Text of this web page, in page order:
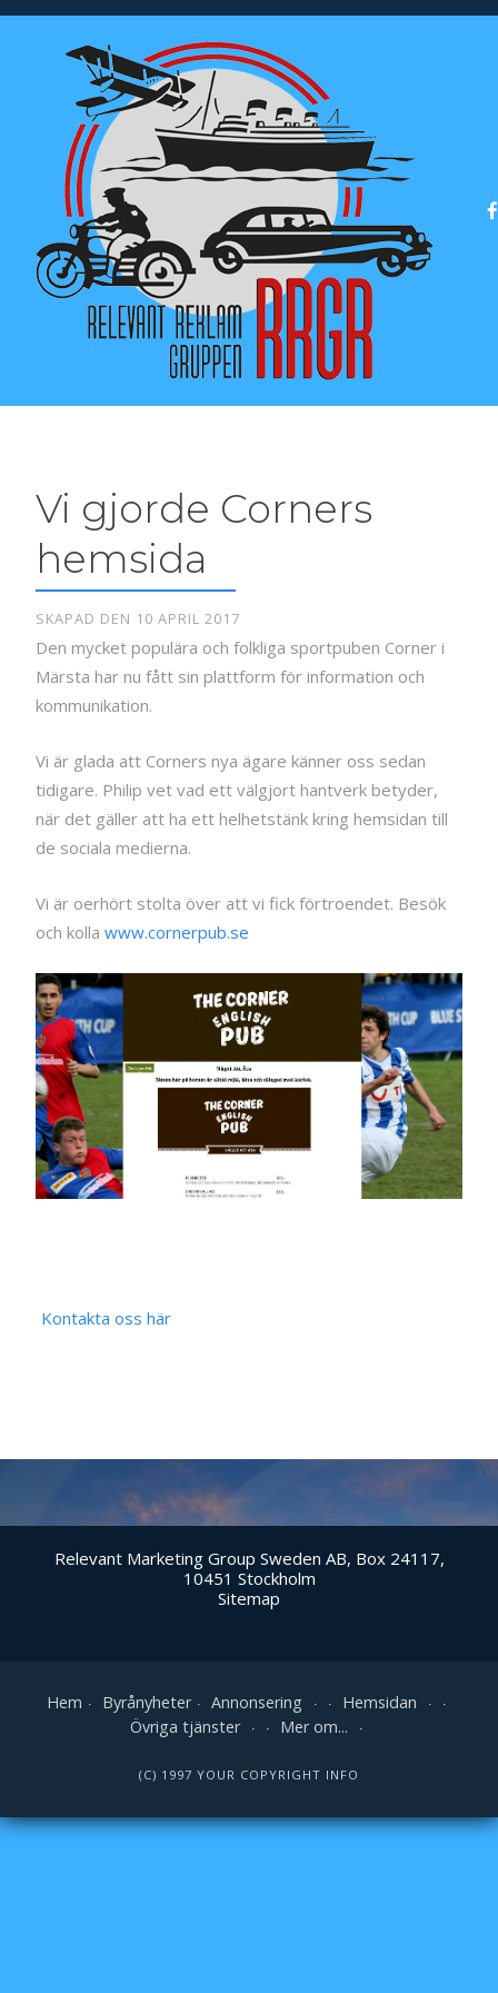
Vi gjorde Corners
hemsida
SKAPAD DEN 10 APRIL 2017
Den mycket populära och folkliga sportpuben Corner i
Märsta har nu fått sin plattform för information och
kommunikation.
Vi är glada att Corners nya ägare känner oss sedan
tidigare. Philip vet vad ett välgjort hantverk betyder,
när det gäller att ha ett helhetstänk kring hemsidan till
de sociala medierna.
Vi är oerhört stolta över att vi fick förtroendet. Besök
och kolla www.cornerpub.se
Kontakta oss här
Relevant Marketing Group Sweden AB, Box 24117,
10451 Stockholm
Sitemap
Hem Byrånyheter Annonsering
Hemsidan
Övriga tjänster
Mer om...
(C) 1997 YOUR COPYRIGHT INFO